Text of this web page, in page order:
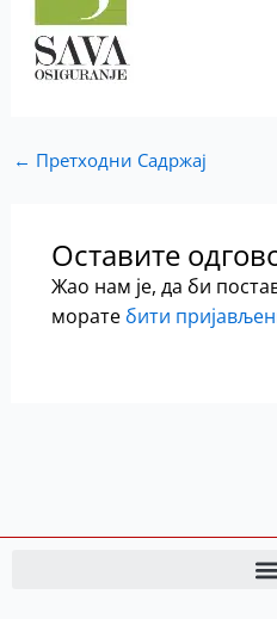
← Претходни Садржај
Оставите
Жао нам је, да би
морате бити